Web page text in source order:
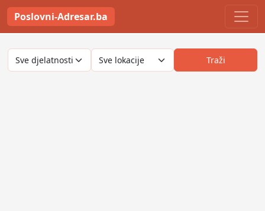
Poslovni-Adresar.ba
Traži